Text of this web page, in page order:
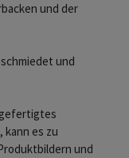
und der
und
kann es zu
und